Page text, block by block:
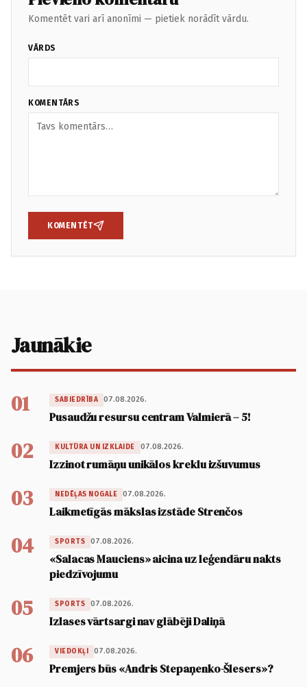
Komentēt vari arī anonīmi — pietiek norādīt vārdu.
VĀRDS
KOMENTĀRS
KOMENTĒT
Jaunākie
01 SABIEDRĪBA 07.08.2026.
Pusaudžu resursu centram Valmierā – 5!
02 KULTŪRA UN IZKLAIDE 07.08.2026.
Izzinot rumāņu unikālos kreklu izšuvumus
03 NEDĒĻAS NOGALE 07.08.2026.
Laikmetīgās mākslas izstāde Strenčos
04 SPORTS 07.08.2026.
«Salacas Mauciens» aicina uz leģendāru nakts
piedzīvojumu
05 SPORTS 07.08.2026.
Izlases vārtsargi nav glābēji Daliņā
06 VIEDOKĻI 07.08.2026.
Premjers būs «Andris Stepaņenko-Šlesers»?